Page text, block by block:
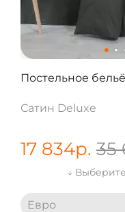
Постельное
Сатин Deluxe
17 834р. 35
↓
Евро